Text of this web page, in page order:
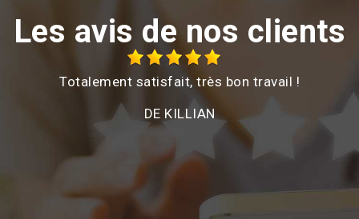
Les avis de nos clients
Totalement satisfait, très bon travail !
DE KILLIAN